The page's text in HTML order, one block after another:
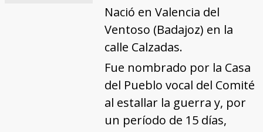
Nació en Valencia del
Ventoso (Badajoz) en la
calle Calzadas.
Fue nombrado por la Casa
del Pueblo vocal del Comité
al estallar la guerra y, por
un período de 15 días,